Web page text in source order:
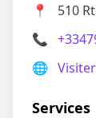
📍
510
📞
🌐
Services